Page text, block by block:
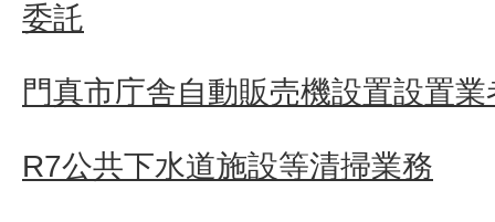
委託
門真市庁舎自動販売機設置設置
R7公共下水道施設等清掃業務